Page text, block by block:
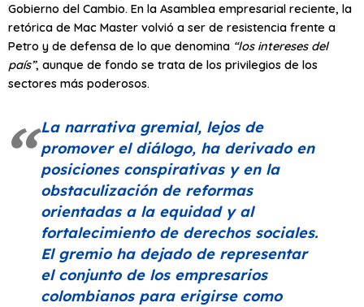
Gobierno del Cambio. En la Asamblea empresarial reciente, la
retórica de Mac Master volvió a ser de resistencia frente a
Petro y de defensa de lo que denomina “los intereses del
país”, aunque de fondo se trata de los privilegios de los
sectores más poderosos.
La narrativa gremial, lejos de
promover el diálogo, ha derivado en
posiciones conspirativas y en la
obstaculización de reformas
orientadas a la equidad y al
fortalecimiento de derechos sociales.
El gremio ha dejado de representar
el conjunto de los empresarios
colombianos para erigirse como